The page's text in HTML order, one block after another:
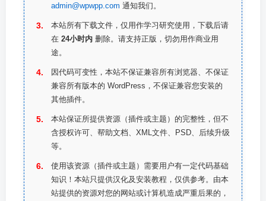
admin@wpwpp.com 通知我们。
本站所有下载文件，仅用作学习研究使用，下载后请
在 24小时内 删除。请支持正版，切勿用作商业用
途。
因代码可变性，本站不保证兼容所有浏览器、不保证
兼容所有版本的 WordPress，不保证兼容您安装的
其他插件。
本站保证所提供资源（插件或主题）的完整性，但不
含授权许可、帮助文档、XML文件、PSD、后续升级
等。
使用该资源（插件或主题）需要用户有一定代码基础
知识！本站只提供汉化及安装教程，仅供参考。由本
站提供的资源对您的网站或计算机造成严重后果的，